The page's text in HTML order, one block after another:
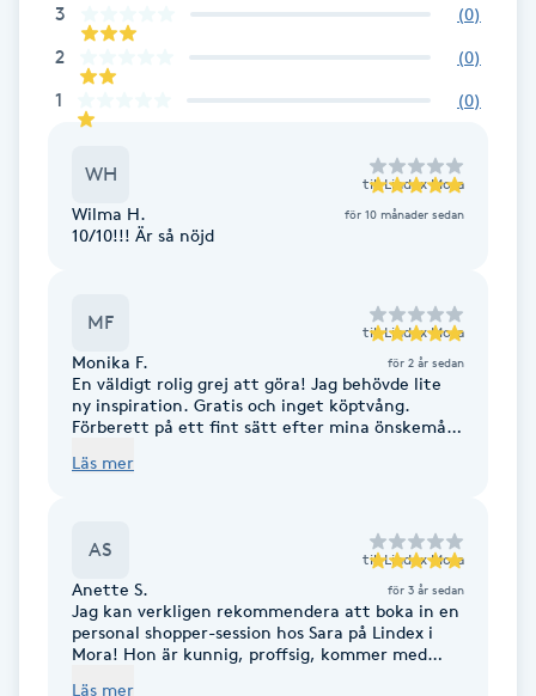
Brynformning
Brynfärgning
Brynplockning
Bröllopsuppsättning
Coachning
Color correction
Cryoterapi
Damklippning
3 (0)
2 (0)
1 (0)
WH till Lindex Mora
Wilma H. för 10 månader sedan
10/10!!! Är så nöjd
MF till Lindex Mora
Monika F. för 2 år sedan
En väldigt rolig grej att göra! Jag behövde lite
ny inspiration. Gratis och inget köptvång.
Förberett på ett fint sätt efter mina önskemål
också med helt nya inslag. Skoj att se ett nytt,
Läs mer
AS till Lindex Mora
Anette S. för 3 år sedan
Jag kan verkligen rekommendera att boka in en
personal shopper-session hos Sara på Lindex i
Mora! Hon är kunnig, proffsig, kommer med
Läs mer